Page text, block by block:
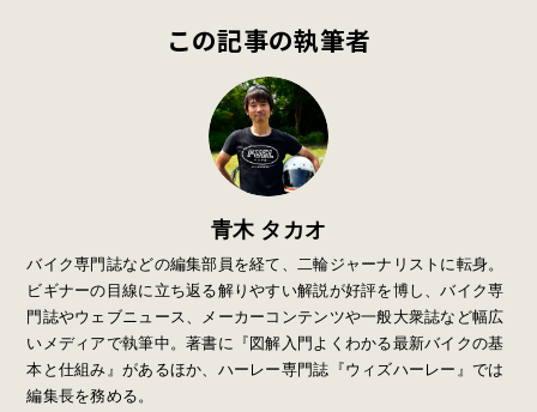
この記事の執筆者
青木 タカオ
バイク専門誌などの編集部員を経て、二輪ジャーナリストに転身。
ビギナーの目線に立ち返る解りやすい解説が好評を博し、バイク専
門誌やウェブニュース、メーカーコンテンツや一般大衆誌など幅広
いメディアで執筆中。著書に『図解入門よくわかる最新バイクの基
本と仕組み』があるほか、ハーレー専門誌『ウィズハーレー』では
編集長を務める。